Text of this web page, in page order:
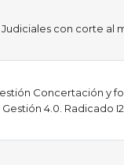
con corte al
Concertación y
Gestión 4.0. Radicado